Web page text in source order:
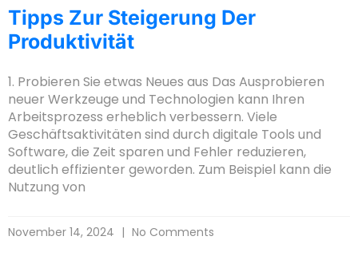
Tipps Zur Steigerung Der
Produktivität
1. Probieren Sie etwas Neues aus Das Ausprobieren
neuer Werkzeuge und Technologien kann Ihren
Arbeitsprozess erheblich verbessern. Viele
Geschäftsaktivitäten sind durch digitale Tools und
Software, die Zeit sparen und Fehler reduzieren,
deutlich effizienter geworden. Zum Beispiel kann die
Nutzung von
November 14, 2024 No Comments